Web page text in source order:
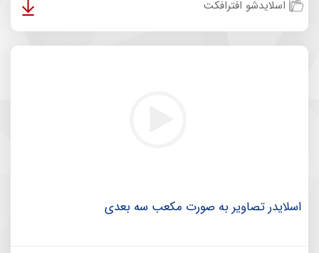
اسلایدشو افترافکت
اسلایدر تصاویر به صورت مکعب سه بعدی